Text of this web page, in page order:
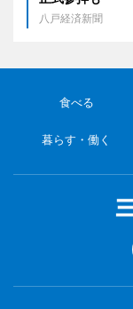
八戸経済新聞
食べる
暮らす・働く